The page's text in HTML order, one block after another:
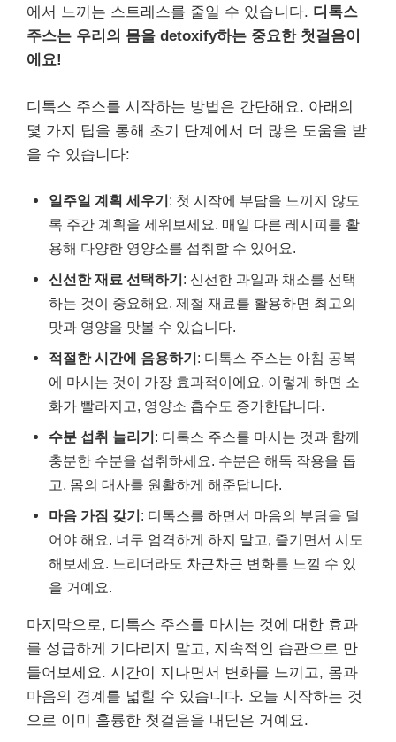
에서 느끼는 스트레스를 줄일 수 있습니다. 디톡스
주스는 우리의 몸을 detoxify하는 중요한 첫걸음이
에요!
디톡스 주스를 시작하는 방법은 간단해요. 아래의
몇 가지 팁을 통해 초기 단계에서 더 많은 도움을 받
을 수 있습니다:
일주일 계획 세우기: 첫 시작에 부담을 느끼지 않도
록 주간 계획을 세워보세요. 매일 다른 레시피를 활
용해 다양한 영양소를 섭취할 수 있어요.
신선한 재료 선택하기: 신선한 과일과 채소를 선택
하는 것이 중요해요. 제철 재료를 활용하면 최고의
맛과 영양을 맛볼 수 있습니다.
적절한 시간에 음용하기: 디톡스 주스는 아침 공복
에 마시는 것이 가장 효과적이에요. 이렇게 하면 소
화가 빨라지고, 영양소 흡수도 증가한답니다.
수분 섭취 늘리기: 디톡스 주스를 마시는 것과 함께
충분한 수분을 섭취하세요. 수분은 해독 작용을 돕
고, 몸의 대사를 원활하게 해준답니다.
마음 가짐 갖기: 디톡스를 하면서 마음의 부담을 덜
어야 해요. 너무 엄격하게 하지 말고, 즐기면서 시도
해보세요. 느리더라도 차근차근 변화를 느낄 수 있
을 거예요.
마지막으로, 디톡스 주스를 마시는 것에 대한 효과
를 성급하게 기다리지 말고, 지속적인 습관으로 만
들어보세요. 시간이 지나면서 변화를 느끼고, 몸과
마음의 경계를 넓힐 수 있습니다. 오늘 시작하는 것
으로 이미 훌륭한 첫걸음을 내딛은 거예요.